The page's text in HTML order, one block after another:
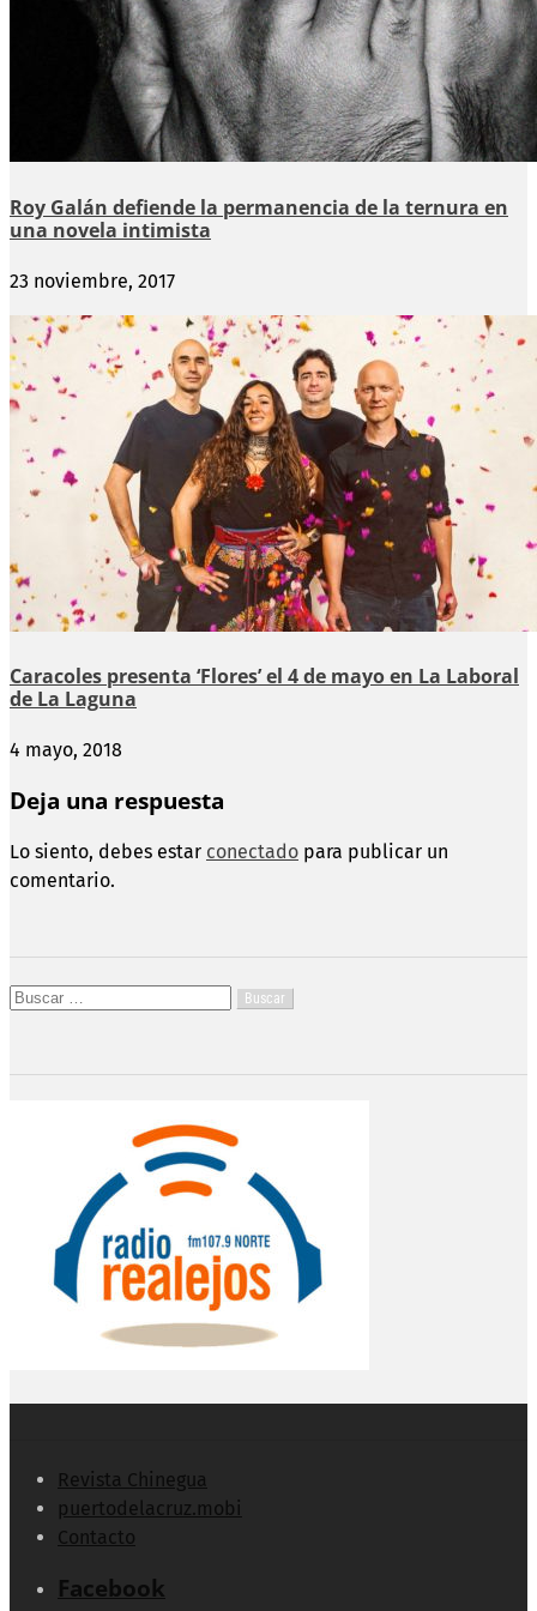
Roy Galán defiende la permanencia de la ternura en
una novela intimista
23 noviembre, 2017
Caracoles presenta ‘Flores’ el 4 de mayo en La Laboral
de La Laguna
4 mayo, 2018
Deja una respuesta
Lo siento, debes estar conectado para publicar un
comentario.
Buscar:
Revista Chinegua
puertodelacruz.mobi
Contacto
Facebook